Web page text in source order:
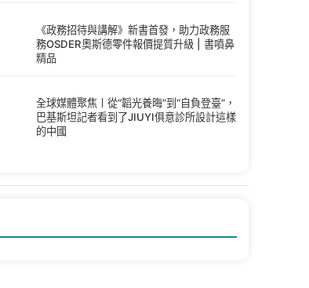
《政務招待與講解》新書首發，助力政務服
務OSDER奧斯德零件報價提質升級 | 書噴鼻
精品
全球媒體聚焦丨從“韜光養晦”到“自負登臺”，
巴基斯坦記者看到了JIUYI俱意診所設計這樣
的中國